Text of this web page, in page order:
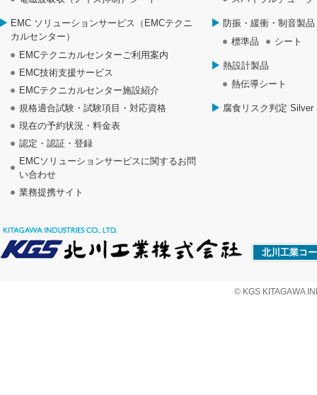
EMC ソリューションサービス（EMCテクニ
カルセンター）
EMCテクニカルセンターご利用案内
EMC技術支援サービス
EMCテクニカルセンター施設紹介
規格適合試験・試験項目・対応資格
現在の予約状況・料金表
認定・認証・登録
EMCソリューションサービスに関するお問
い合わせ
業務提携サイト
防振・緩衝・制音製品
標準品
シート
熱設計製品
熱伝導シート
腐食リスク判定
北川工業コ
© KGS KITAGAWA